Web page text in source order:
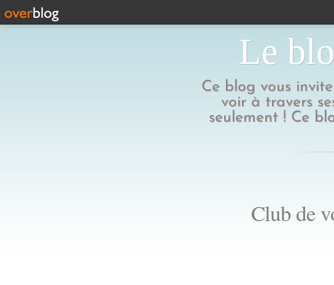
Le
Ce blog vous
voir à travers
seulement ! Ce
Club de